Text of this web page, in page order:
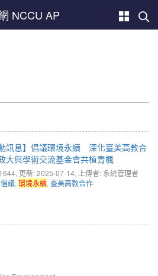
NCCU AP
動訊息】倡議環境永續 深化臺美高教合
與學術交流基金會共植青楓
, 更新: 2025-07-14, 上傳者: 系統管理者
倡議, 環境永續, 臺美高教合作